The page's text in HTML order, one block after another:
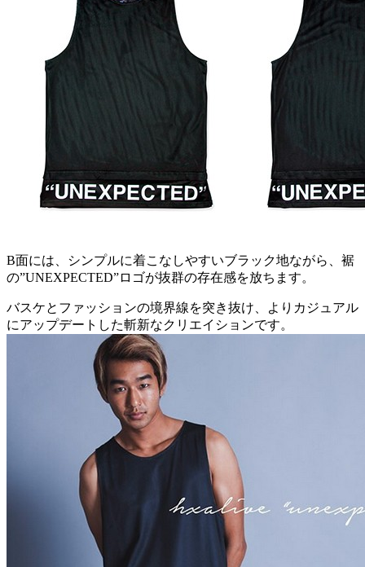
B面には、シンプルに着こなしやすいブラック地ながら、裾
の”UNEXPECTED”ロゴが抜群の存在感を放ちます。
バスケとファッションの境界線を突き抜け、よりカジュアル
にアップデートした斬新なクリエイションです。